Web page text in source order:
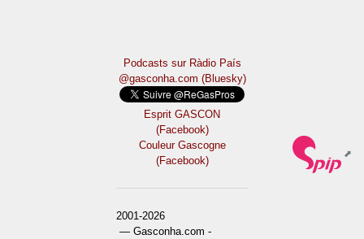
Podcasts sur Ràdio País
@gasconha.com (Bluesky)
Esprit GASCON
(Facebook)
Couleur Gascogne
(Facebook)
2001-2026
— Gasconha.com -